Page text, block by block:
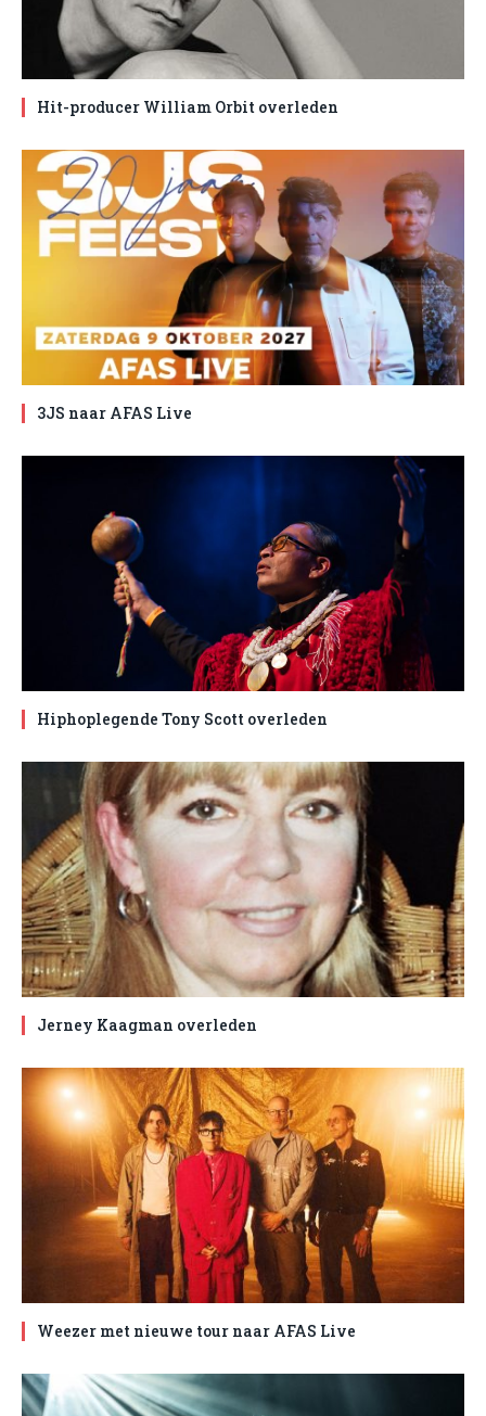
Hit-producer William Orbit overleden
3JS naar AFAS Live
Hiphoplegende Tony Scott overleden
Jerney Kaagman overleden
Weezer met nieuwe tour naar AFAS Live